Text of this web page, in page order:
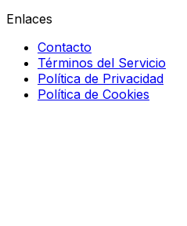
Enlaces
Contacto
Términos del Servicio
Política de Privacidad
Política de Cookies